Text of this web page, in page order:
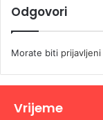
Odgovori
Morate biti prijavljeni
Vrijeme